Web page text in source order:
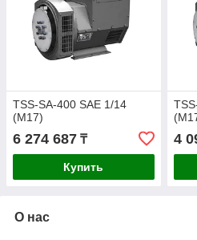
TSS-SA-400 SAE 1/14
(М17)
6 274 687 ₸
Купить
4
О нас